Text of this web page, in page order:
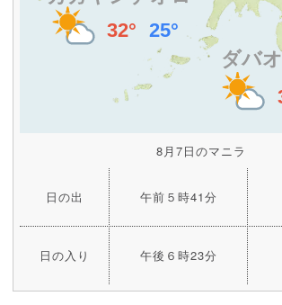
8月7日のマニラ
日の出 午前５時41分
日の入り 午後６時23分